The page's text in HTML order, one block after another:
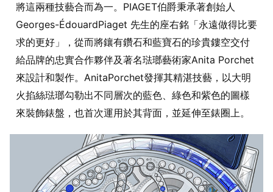
將這兩種技藝合而為一。PIAGET伯爵秉承著創始人
Georges-ÉdouardPiaget 先生的座右銘「永遠做得比要
求的更好」，從而將鑲有鑽石和藍寶石的珍貴鏤空交付
給品牌的忠實合作夥伴及著名琺瑯藝術家Anita Porchet
來設計和製作。AnitaPorchet發揮其精湛技藝，以大明
火掐絲琺瑯勾勒出不同層次的藍色、綠色和紫色的圖樣
來裝飾錶盤，也首次運用於其背面，並延伸至錶圈上。